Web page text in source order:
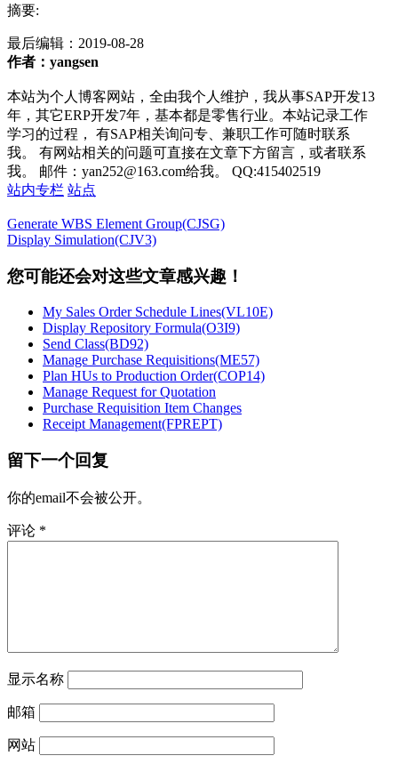
摘要:
最后编辑： 2019-08-28
作者：yangsen
本站为个人博客网站，全由我个人维护，我从事SAP开发13
年，其它ERP开发7年，基本都是零售行业。本站记录工作
学习的过程， 有SAP相关询问专、兼职工作可随时联系
我。 有网站相关的问题可直接在文章下方留言，或者联系
我。 邮件：yan252@163.com给我。 QQ:415402519
站内专栏 站点
Generate WBS Element Group(CJSG)
Display Simulation(CJV3)
您可能还会对这些文章感兴趣！
My Sales Order Schedule Lines(VL10E)
Display Repository Formula(O3I9)
Send Class(BD92)
Manage Purchase Requisitions(ME57)
Plan HUs to Production Order(COP14)
Manage Request for Quotation
Purchase Requisition Item Changes
Receipt Management(FPREPT)
留下一个回复
你的email不会被公开。
评论 *
显示名称
邮箱
网站